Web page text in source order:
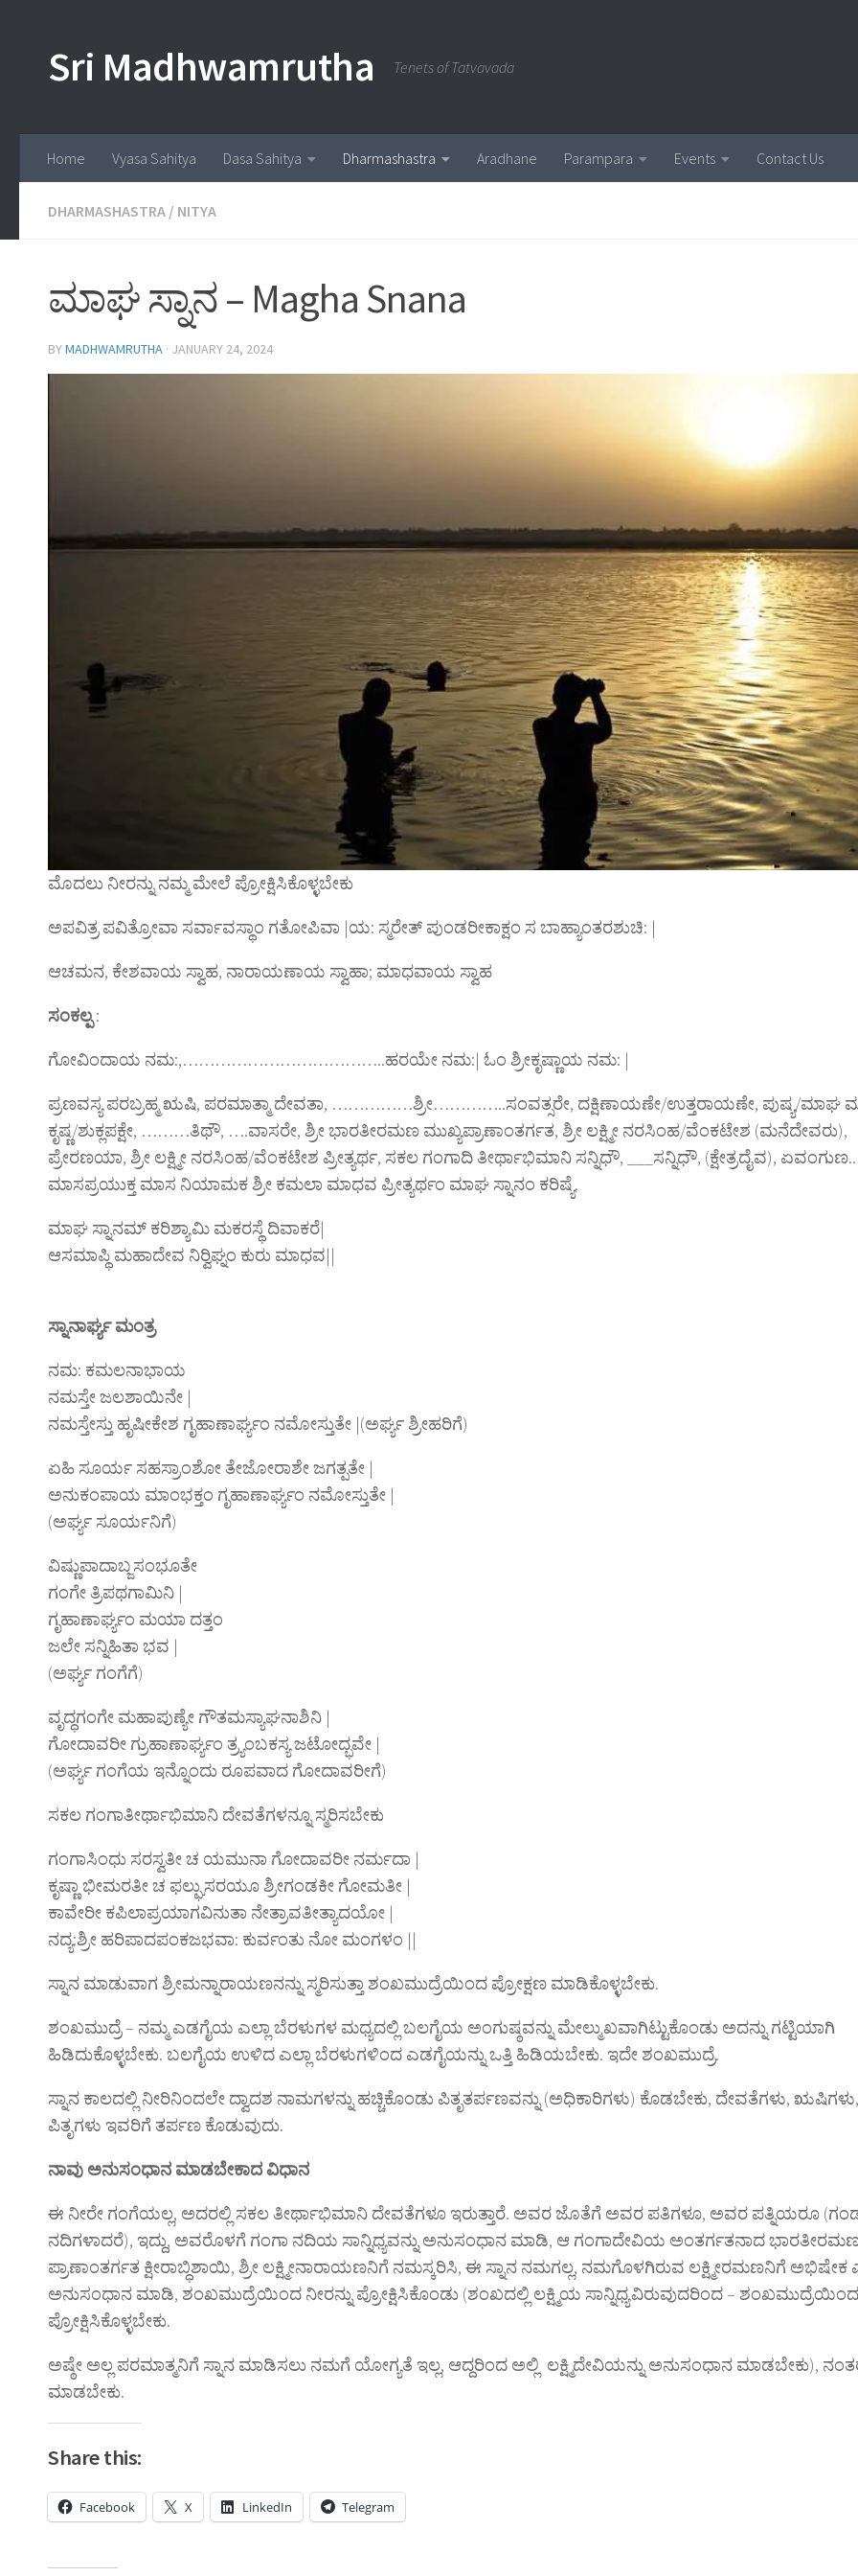
Sri Madhwamrutha Tenets of Tatvavada
Home Vyasa Sahitya Dasa Sahitya Dharmashastra Aradhane Parampara Events Contact Us
DHARMASHASTRA / NITYA
ಮಾಘ ಸ್ನಾನ – Magha Snana
BYMADHWAMRUTHA · JANUARY 24, 2024
ಮೊದಲು ನೀರನ್ನು ನಮ್ಮ ಮೇಲೆ ಪ್ರೋಕ್ಷಿಸಿಕೊಳ್ಳಬೇಕು
ಅಪವಿತ್ರ ಪವಿತ್ರೋವಾ ಸರ್ವಾವಸ್ಥಾಂ ಗತೋಪಿವಾ |ಯ: ಸ್ಮರೇತ್ ಪುಂಡರೀಕಾಕ್ಷಂ ಸ ಬಾಹ್ಯಾಂತರಶುಚಿ: |
ಆಚಮನ, ಕೇಶವಾಯ ಸ್ವಾಹ, ನಾರಾಯಣಾಯ ಸ್ವಾಹಾ; ಮಾಧವಾಯ ಸ್ವಾಹ
ಸಂಕಲ್ಪ:
ಗೋವಿಂದಾಯ ನಮ:,………………………………..ಹರಯೇ ನಮ:| ಓಂ ಶ್ರೀಕೃಷ್ಣಾಯ ನಮ: |
ಪ್ರಣವಸ್ಯ ಪರಬ್ರಹ್ಮ ಋಷಿ, ಪರಮಾತ್ಮಾ ದೇವತಾ, ……………ಶ್ರೀ…………..ಸಂವತ್ಸರೇ, ದಕ್ಷಿಣಾಯಣೇ/ಉತ್ತರಾಯಣೇ, ಪುಷ್ಯ/ಮಾಘ
ಕೃಷ್ಣ/ಶುಕ್ಲಪಕ್ಷೇ, ………ತಿಥೌ, ….ವಾಸರೇ, ಶ್ರೀ ಭಾರತೀರಮಣ ಮುಖ್ಯಪ್ರಾಣಾಂತರ್ಗತ, ಶ್ರೀ ಲಕ್ಷ್ಮೀ ನರಸಿಂಹ/ವೆಂಕಟೇಶ (ಮನೆದೇವರು),
ಪ್ರೇರಣಯಾ, ಶ್ರೀ ಲಕ್ಷ್ಮೀ ನರಸಿಂಹ/ವೆಂಕಟೇಶ ಪ್ರೀತ್ಯರ್ಥ, ಸಕಲ ಗಂಗಾದಿ ತೀರ್ಥಾಭಿಮಾನಿ ಸನ್ನಿಧೌ, ___ಸನ್ನಿಧೌ, (ಕ್ಷೇತ್ರದೈವ),
ಮಾಸಪ್ರಯುಕ್ತ ಮಾಸ ನಿಯಾಮಕ ಶ್ರೀ ಕಮಲಾ ಮಾಧವ ಪ್ರೀತ್ಯರ್ಥಂ ಮಾಘ ಸ್ನಾನಂ ಕರಿಷ್ಯೆ.
ಮಾಘ ಸ್ನಾನಮ್ ಕರಿಶ್ಯಾಮಿ ಮಕರಸ್ಥೆ ದಿವಾಕರೆ|
ಆಸಮಾಪ್ಥಿ ಮಹಾದೇವ ನಿರ‍್ವಿಘ್ನಂ ಕುರು ಮಾಧವ||
ಸ್ನಾನಾರ್ಘ್ಯ ಮಂತ್ರ
ನಮ: ಕಮಲನಾಭಾಯ
ನಮಸ್ತೇ ಜಲಶಾಯಿನೇ |
ನಮಸ್ತೇಸ್ತು ಹೃಷೀಕೇಶ ಗೃಹಾಣಾರ್ಘ್ಯಂ ನಮೋಸ್ತುತೇ |(ಅರ್ಘ್ಯ ಶ್ರೀಹರಿಗೆ)
ಏಹಿ ಸೂರ್ಯ ಸಹಸ್ರಾಂಶೋ ತೇಜೋರಾಶೇ ಜಗತ್ಪತೇ |
ಅನುಕಂಪಾಯ ಮಾಂಭಕ್ತಂ ಗೃಹಾಣಾರ್ಘ್ಯಂ ನಮೋಸ್ತುತೇ |
(ಅರ್ಘ್ಯ ಸೂರ್ಯನಿಗೆ)
ವಿಷ್ಣುಪಾದಾಬ್ಜಸಂಭೂತೇ
ಗಂಗೇ ತ್ರಿಪಥಗಾಮಿನಿ |
ಗೃಹಾಣಾರ್ಘ್ಯಂ ಮಯಾ ದತ್ತಂ
ಜಲೇ ಸನ್ನಿಹಿತಾ ಭವ |
(ಅರ್ಘ್ಯ ಗಂಗೆಗೆ)
ವೃದ್ಧಗಂಗೇ ಮಹಾಪುಣ್ಯೇ ಗೌತಮಸ್ಯಾಘನಾಶಿನಿ |
ಗೋದಾವರೀ ಗ್ರುಹಾಣಾರ್ಘ್ಯಂ ತ್ರ್ಯಂಬಕಸ್ಯ ಜಟೋದ್ಭವೇ |
(ಅರ್ಘ್ಯ ಗಂಗೆಯ ಇನ್ನೊಂದು ರೂಪವಾದ ಗೋದಾವರೀಗೆ)
ಸಕಲ ಗಂಗಾತೀರ್ಥಾಭಿಮಾನಿ ದೇವತೆಗಳನ್ನೂ ಸ್ಮರಿಸಬೇಕು
ಗಂಗಾಸಿಂಧು ಸರಸ್ವತೀ ಚ ಯಮುನಾ ಗೋದಾವರೀ ನರ್ಮದಾ |
ಕೃಷ್ಣಾ ಭೀಮರತೀ ಚ ಫಲ್ಘುಸರಯೂ ಶ್ರೀಗಂಡಕೀ ಗೋಮತೀ |
ಕಾವೇರೀ ಕಪಿಲಾಪ್ರಯಾಗವಿನುತಾ ನೇತ್ರಾವತೀತ್ಯಾದಯೋ |
ನದ್ಯ:ಶ್ರೀ ಹರಿಪಾದಪಂಕಜಭವಾ: ಕುರ್ವಂತು ನೋ ಮಂಗಳಂ ||
ಸ್ನಾನ ಮಾಡುವಾಗ ಶ್ರೀಮನ್ನಾರಾಯಣನನ್ನು ಸ್ಮರಿಸುತ್ತಾ ಶಂಖಮುದ್ರೆಯಿಂದ ಪ್ರೋಕ್ಷಣ ಮಾಡಿಕೊಳ್ಳಬೇಕು.
ಶಂಖಮುದ್ರೆ – ನಮ್ಮ ಎಡಗೈಯ ಎಲ್ಲಾ ಬೆರಳುಗಳ ಮಧ್ಯದಲ್ಲಿ ಬಲಗೈಯ ಅಂಗುಷ್ಠವನ್ನು ಮೇಲ್ಮುಖವಾಗಿಟ್ಟುಕೊಂಡು ಅದನ್ನು ಗಟ್ಟಿಯಾಗಿ
ಹಿಡಿದುಕೊಳ್ಳಬೇಕು. ಬಲಗೈಯ ಉಳಿದ ಎಲ್ಲಾ ಬೆರಳುಗಳಿಂದ ಎಡಗೈಯನ್ನು ಒತ್ತಿ ಹಿಡಿಯಬೇಕು. ಇದೇ ಶಂಖಮುದ್ರೆ.
ಸ್ನಾನ ಕಾಲದಲ್ಲಿ ನೀರಿನಿಂದಲೇ ದ್ವಾದಶ ನಾಮಗಳನ್ನು ಹಚ್ಚಿಕೊಂಡು ಪಿತೃತರ್ಪಣವನ್ನು (ಅಧಿಕಾರಿಗಳು) ಕೊಡಬೇಕು, ದೇವತೆಗಳು, ಋಷಿಗಳು,
ಪಿತೃಗಳು ಇವರಿಗೆ ತರ್ಪಣ ಕೊಡುವುದು.
ನಾವು ಅನುಸಂಧಾನ ಮಾಡಬೇಕಾದ ವಿಧಾನ
ಈ ನೀರೇ ಗಂಗೆಯಲ್ಲ, ಅದರಲ್ಲಿ ಸಕಲ ತೀರ್ಥಾಭಿಮಾನಿ ದೇವತೆಗಳೂ ಇರುತ್ತಾರೆ. ಅವರ ಜೊತೆಗೆ ಅವರ ಪತಿಗಳೂ, ಅವರ ಪತ್ನಿಯರೂ
ನದಿಗಳಾದರೆ), ಇದ್ದು, ಅವರೊಳಗೆ ಗಂಗಾ ನದಿಯ ಸಾನ್ನಿಧ್ಯವನ್ನು ಅನುಸಂಧಾನ ಮಾಡಿ, ಆ ಗಂಗಾದೇವಿಯ ಅಂತರ್ಗತನಾದ
ಪ್ರಾಣಾಂತರ್ಗತ ಕ್ಷೀರಾಬ್ಧಿಶಾಯಿ, ಶ್ರೀ ಲಕ್ಷ್ಮೀನಾರಾಯಣನಿಗೆ ನಮಸ್ಕರಿಸಿ, ಈ ಸ್ನಾನ ನಮಗಲ್ಲ, ನಮಗೊಳಗಿರುವ ಲಕ್ಷ್ಮೀರಮಣನಿಗೆ ಅಭಿಷೇಕ
ಅನುಸಂಧಾನ ಮಾಡಿ, ಶಂಖಮುದ್ರೆಯಿಂದ ನೀರನ್ನು ಪ್ರೋಕ್ಷಿಸಿಕೊಂಡು (ಶಂಖದಲ್ಲಿ ಲಕ್ಷ್ಮಿಯ ಸಾನ್ನಿಧ್ಯವಿರುವುದರಿಂದ – ಶಂಖಮುದ್ರೆಯಿಂದ
ಪ್ರೋಕ್ಷಿಸಿಕೊಳ್ಳಬೇಕು.
ಅಷ್ಠೇ ಅಲ್ಲ ಪರಮಾತ್ಮನಿಗೆ ಸ್ನಾನ ಮಾಡಿಸಲು ನಮಗೆ ಯೋಗ್ಯತೆ ಇಲ್ಲ, ಆದ್ದರಿಂದ ಅಲ್ಲಿ ಲಕ್ಷ್ಮಿದೇವಿಯನ್ನು ಅನುಸಂಧಾನ ಮಾಡಬೇಕು),
ಮಾಡಬೇಕು.
Share this:
Facebook X LinkedIn Telegram